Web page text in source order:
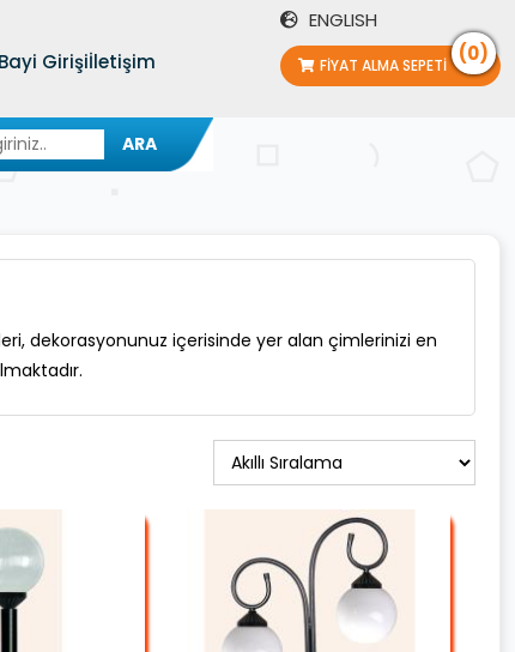
Girişiİletişim
ENGLISH
FIYAT ALMA SEPETI (0)
ARA
dekorasyonunuz içerisinde yer alan çimlerinizi en